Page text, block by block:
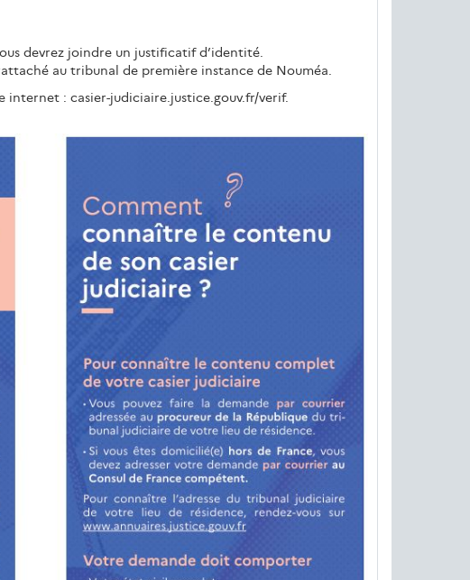
devrez joindre un justificatif d’identité.
au tribunal de première instance de Nouméa.
internet : casier-judiciaire.justice.gouv.fr/verif.